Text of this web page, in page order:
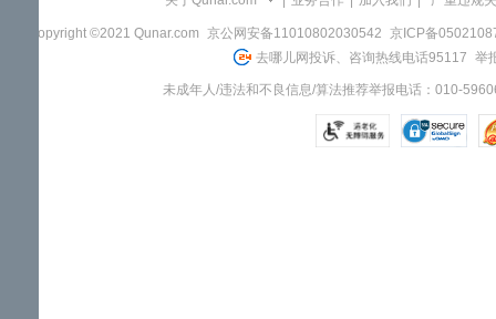
Copyright ©2021 Qunar.com 京公网安备11010802030542
京ICP备
去哪儿网投诉、咨询热线电话95117 举
未成年人/违法和不良信息/算法推荐举报电话：010-